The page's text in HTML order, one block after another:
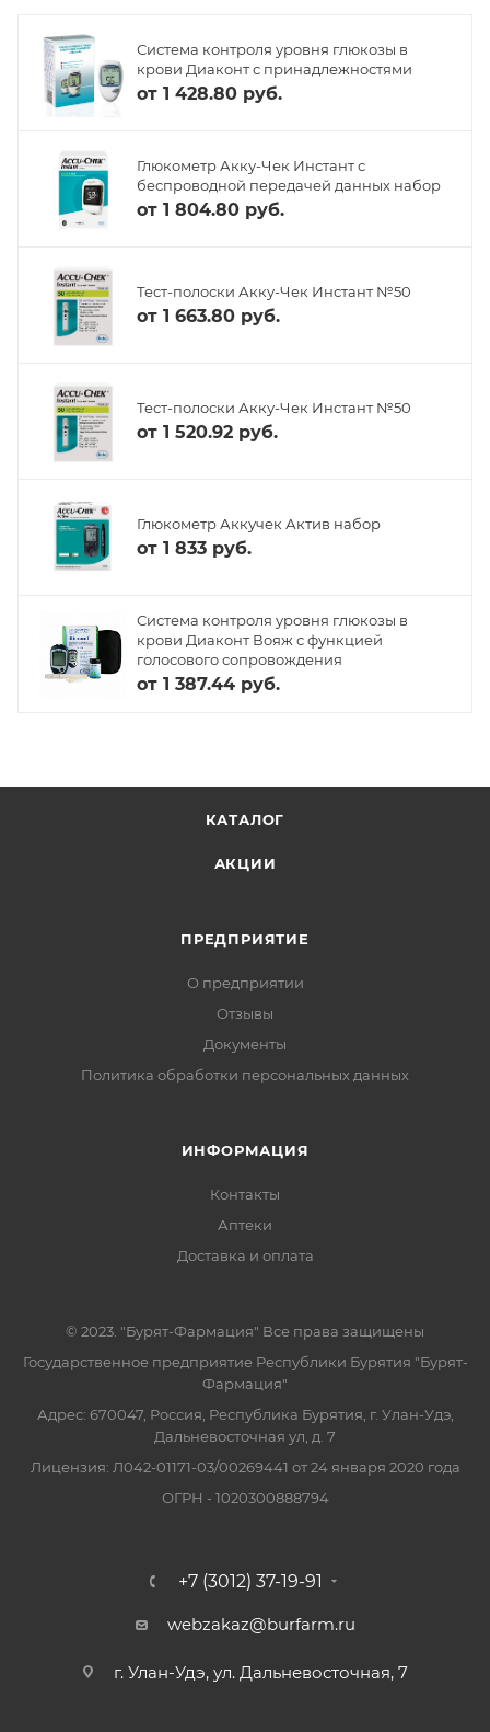
Система контроля уровня глюкозы в
крови Диаконт с принадлежностями
от 1 428.80 руб.
Глюкометр Акку-Чек Инстант с
беспроводной передачей данных набор
от 1 804.80 руб.
Тест-полоски Акку-Чек Инстант №50
от 1 663.80 руб.
Тест-полоски Акку-Чек Инстант №50
от 1 520.92 руб.
Глюкометр Аккучек Актив набор
от 1 833 руб.
Система контроля уровня глюкозы в
крови Диаконт Вояж с функцией
голосового сопровождения
от 1 387.44 руб.
КАТАЛОГ
АКЦИИ
ПРЕДПРИЯТИЕ
О предприятии
Отзывы
Документы
Политика обработки персональных данных
ИНФОРМАЦИЯ
Контакты
Аптеки
Доставка и оплата
© 2023. "Бурят-Фармация" Все права защищены
Государственное предприятие Республики Бурятия "Бурят-
Фармация"
Адрес: 670047, Россия, Республика Бурятия, г. Улан-Удэ,
Дальневосточная ул, д. 7
Лицензия: Л042-01171-03/00269441 от 24 января 2020 года
ОГРН - 1020300888794
+7 (3012) 37-19-91
webzakaz@burfarm.ru
г. Улан-Удэ, ул. Дальневосточная, 7